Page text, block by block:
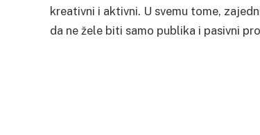
kreativni i aktivni. U svemu tome,
da ne žele biti samo publika i pasivni